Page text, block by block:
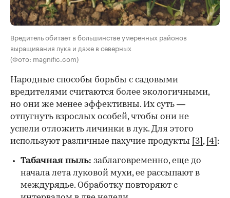
Вредитель обитает в большинстве умеренных районов
выращивания лука и даже в северных
(Фото: magnific.com)
Народные способы борьбы с садовыми
вредителями считаются более экологичными,
но они же менее эффективны. Их суть —
отпугнуть взрослых особей, чтобы они не
успели отложить личинки в лук. Для этого
используют различные пахучие продукты
[3] , [4] :
Табачная пыль: заблаговременно, еще до
начала лета луковой мухи, ее рассыпают в
междурядье. Обработку повторяют с